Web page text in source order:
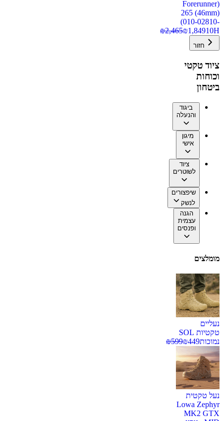
(Forerunner
265 (46mm)
(010-02810-
10H
₪1,849
₪2,465
חזור
ציוד טקטי
וכוחות
ביטחון
ביגוד
והנעלה
מיגון
אישי
ציוד
לשוטרים
שיפצורים
לנשק
הגנה
עצמית
ופנסים
מומלצים
נעליים
טקטיות SOL
נמוכות
₪449
₪599
נעל טקטית
Lowa Zephyr
MK2 GTX